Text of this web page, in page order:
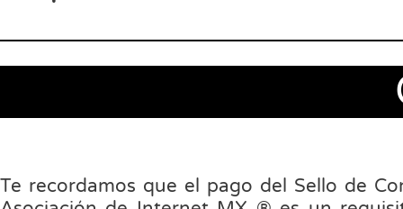
Te recordamos que el pago del Sello de